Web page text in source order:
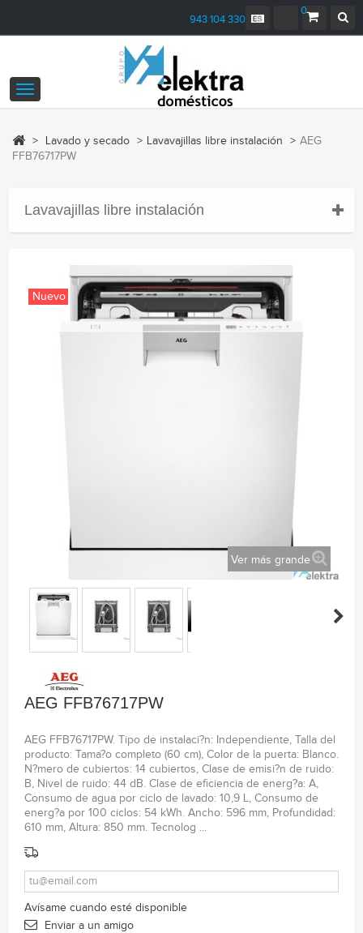
0
943 104 330
Navegación
Toggle
> Lavado y secado > Lavavajillas libre instalación > AEG
FFB76717PW
Lavavajillas libre instalación
Nuevo
Ver más grande
AEG FFB76717PW
AEG FFB76717PW. Tipo de instalaci?n: Independiente, Talla del
producto: Tama?o completo (60 cm), Color de la puerta: Blanco.
N?mero de cubiertos: 14 cubiertos, Clase de emisi?n de ruido:
B, Nivel de ruido: 44 dB. Clase de eficiencia de energ?a: A,
Consumo de agua por ciclo de lavado: 10,9 L, Consumo de
energ?a por 100 ciclos: 54 kWh. Ancho: 596 mm, Profundidad:
610 mm, Altura: 850 mm. Tecnolog ...
Avísame cuando esté disponible
Enviar a un amigo